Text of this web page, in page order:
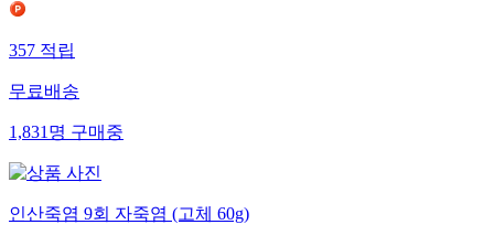
357적립
무료배송
1,831명구매중
인산죽염 9회 자죽염 (고체 60g)